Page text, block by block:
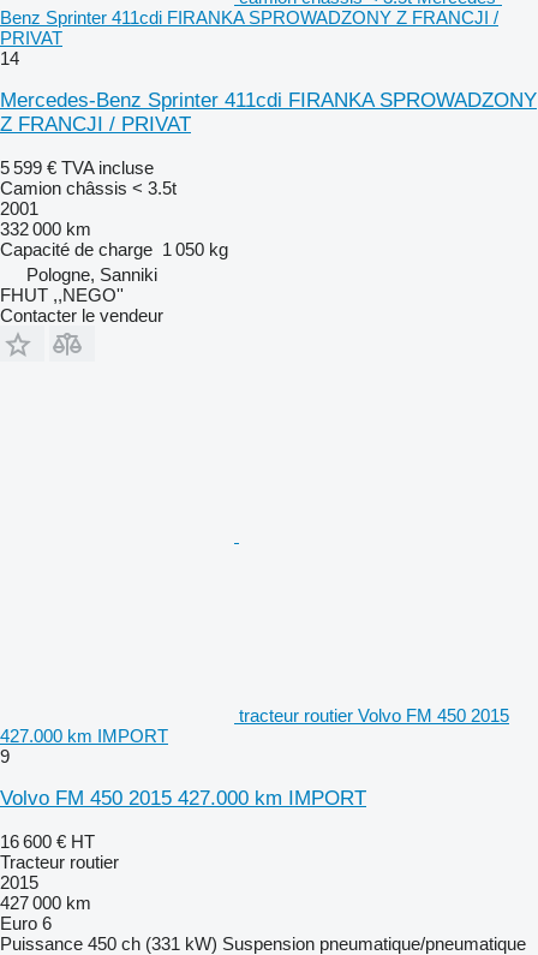
Benz Sprinter 411cdi FIRANKA SPROWADZONY Z FRANCJI /
PRIVAT
14
Mercedes-Benz Sprinter 411cdi FIRANKA SPROWADZONY
Z FRANCJI / PRIVAT
5 599 € TVA incluse
Camion châssis < 3.5t
2001
332 000 km
Capacité de charge 1 050 kg
Pologne, Sanniki
FHUT ,,NEGO''
Contacter le vendeur
tracteur routier Volvo FM 450 2015
427.000 km IMPORT
9
Volvo FM 450 2015 427.000 km IMPORT
16 600 € HT
Tracteur routier
2015
427 000 km
Euro 6
Puissance 450 ch (331 kW) Suspension pneumatique/pneumatique